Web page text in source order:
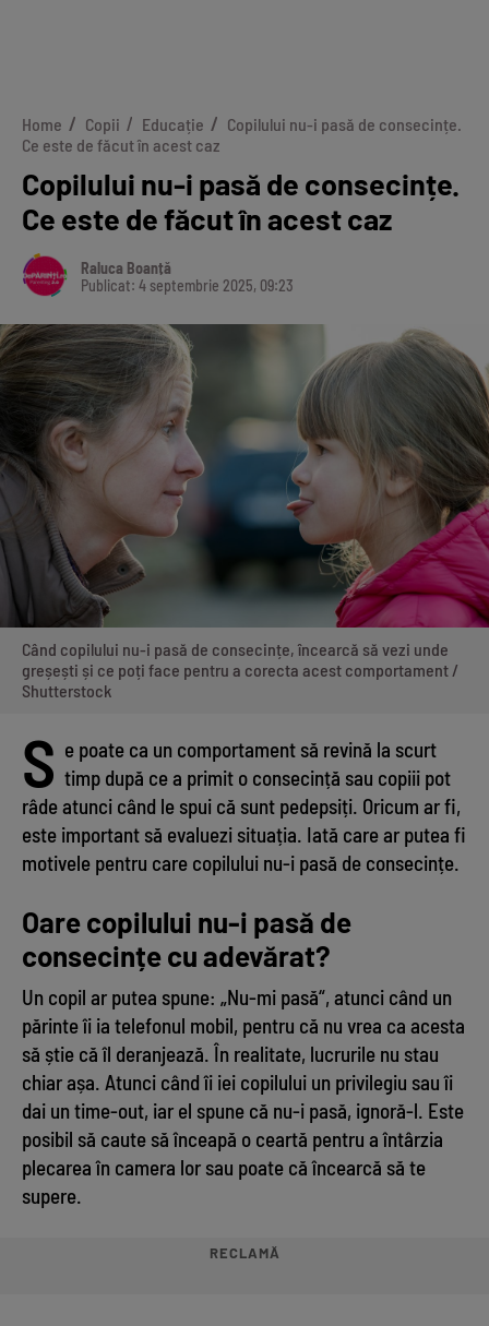
Home Copii Educație
Copilului nu-i pasă de consecințe.
Ce este de făcut în acest caz
Copilului nu-i pasă de consecințe.
Ce este de făcut în acest caz
Raluca Boanță
Publicat: 4 septembrie 2025, 09:23
Când copilului nu-i pasă de consecințe, încearcă să vezi unde
greșești și ce poți face pentru a corecta acest comportament /
Shutterstock
S e poate ca un comportament să revină la scurt
timp după ce a primit o consecință sau copiii pot
râde atunci când le spui că sunt pedepsiți. Oricum ar fi,
este important să evaluezi situația. Iată care ar putea fi
motivele pentru care copilului nu-i pasă de consecințe.
Oare copilului nu-i pasă de
consecințe cu adevărat?
Un copil ar putea spune: „Nu-mi pasă“, atunci când un
părinte îi ia telefonul mobil, pentru că nu vrea ca acesta
să știe că îl deranjează. În realitate, lucrurile nu stau
chiar așa. Atunci când îi iei copilului un privilegiu sau îi
dai un time-out, iar el spune că nu-i pasă, ignoră-l. Este
posibil să caute să înceapă o ceartă pentru a întârzia
plecarea în camera lor sau poate că încearcă să te
supere.
RECLAMĂ